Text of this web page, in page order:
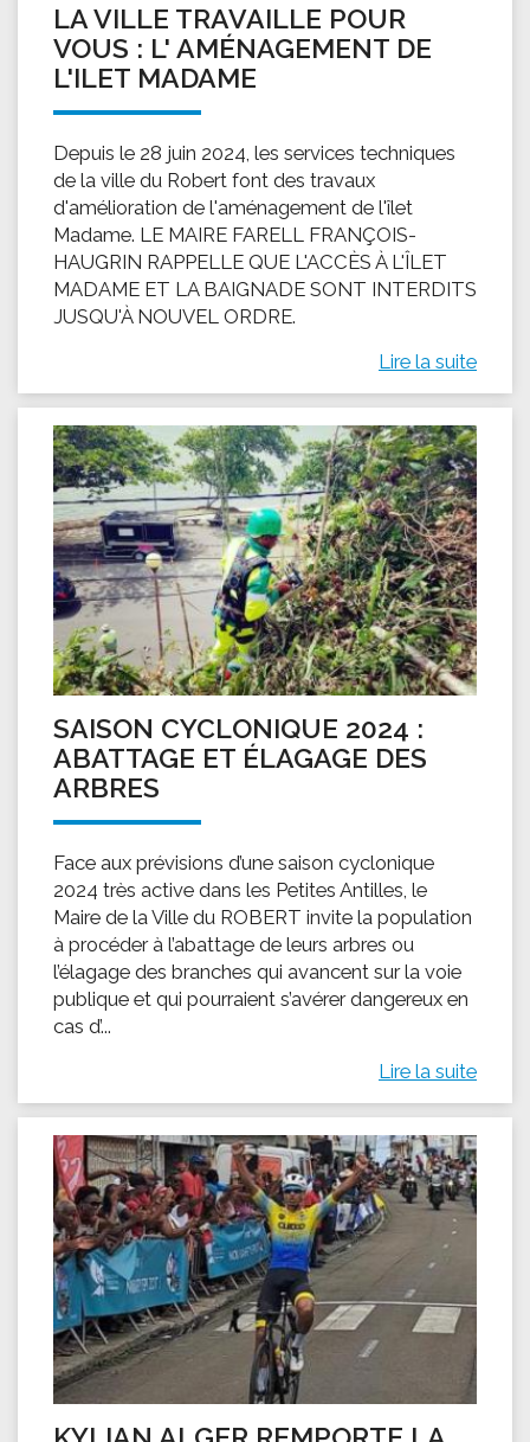
LA VILLE TRAVAILLE POUR
VOUS : L' AMÉNAGEMENT DE
L'ILET MADAME
Depuis le 28 juin 2024, les services techniques
de la ville du Robert font des travaux
d'amélioration de l'aménagement de l'îlet
Madame. LE MAIRE FARELL FRANÇOIS-
HAUGRIN RAPPELLE QUE L'ACCÈS À L'ÎLET
MADAME ET LA BAIGNADE SONT INTERDITS
JUSQU'À NOUVEL ORDRE.
Lire la suite
SAISON CYCLONIQUE 2024 :
ABATTAGE ET ÉLAGAGE DES
ARBRES
Face aux prévisions d’une saison cyclonique
2024 très active dans les Petites Antilles, le
Maire de la Ville du ROBERT invite la population
à procéder à l’abattage de leurs arbres ou
l’élagage des branches qui avancent sur la voie
publique et qui pourraient s’avérer dangereux en
cas d’...
Lire la suite